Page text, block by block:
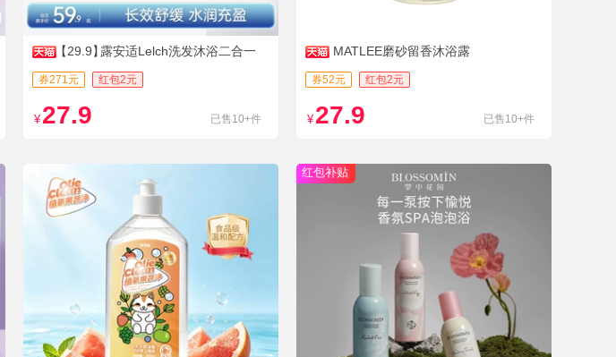
【29.9】露安适Lelch洗发沐浴二合一
券271元 红包2元
¥ 27.9 已售10+件
MATLEE磨砂留香沐浴露
券52元 红包2元
¥ 27.9 已售10+件
红包补贴